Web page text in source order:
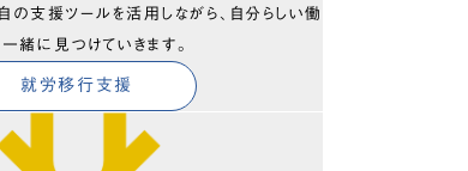
の支援ツールを活用しながら、自分らしい働
緒に見つけていきます。
就労移行支援